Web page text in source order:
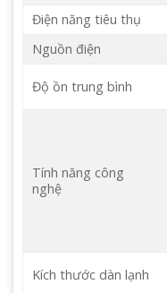
Điện năng tiêu thụ
Nguồn điện
Độ ồn trung bình
Tính năng công
nghệ
Kích thước dàn lạnh